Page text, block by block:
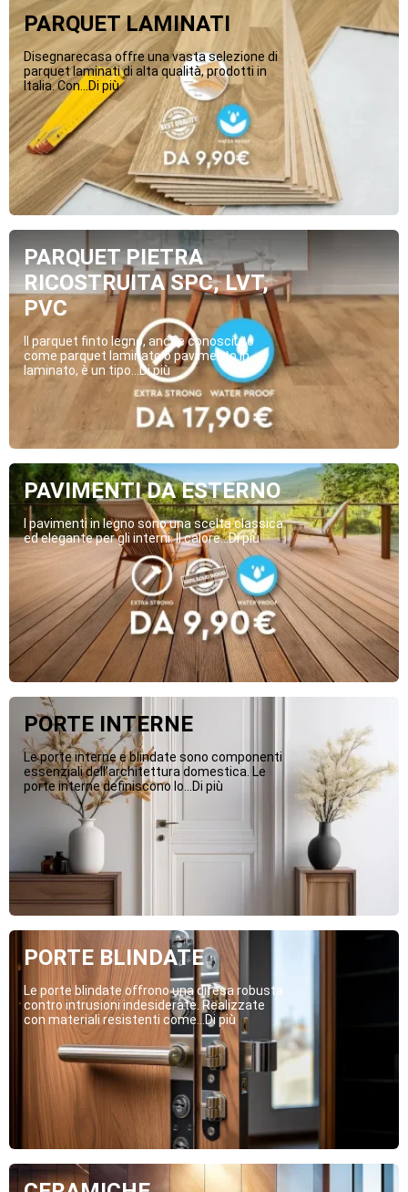
PARQUET LAMINATI
Disegnarecasa offre una vasta selezione di
parquet laminati di alta qualità, prodotti in
Italia. Con...Di più
PARQUET PIETRA
RICOSTRUITA SPC, LVT,
PVC
Il parquet finto legno, anche conosciuto
come parquet laminato o pavimento in
laminato, è un tipo...Di più
PAVIMENTI DA ESTERNO
I pavimenti in legno sono una scelta classica
ed elegante per gli interni. Il calore...Di più
PORTE INTERNE
Le porte interne e blindate sono componenti
essenziali dell’architettura domestica. Le
porte interne definiscono lo...Di più
PORTE BLINDATE
Le porte blindate offrono una difesa robusta
contro intrusioni indesiderate. Realizzate
con materiali resistenti come...Di più